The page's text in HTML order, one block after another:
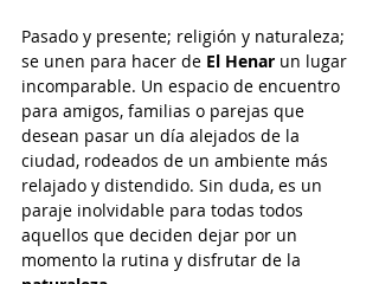
Pasado y presente; religión y naturaleza;
se unen para hacer de El Henar un lugar
incomparable. Un espacio de encuentro
para amigos, familias o parejas que
desean pasar un día alejados de la
ciudad, rodeados de un ambiente más
relajado y distendido. Sin duda, es un
paraje inolvidable para todas todos
aquellos que deciden dejar por un
momento la rutina y disfrutar de la